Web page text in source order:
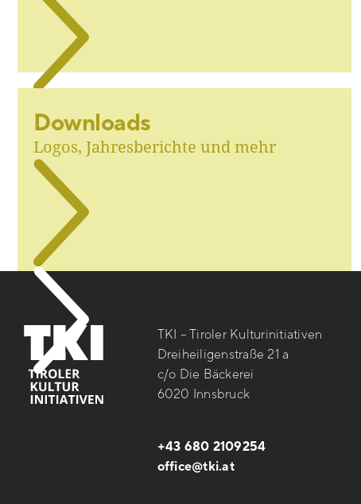
Downloads
Logos, Jahresberichte und mehr
TKI – Tiroler Kulturinitiativen
Dreiheiligenstraße 21 a
c/o Die Bäckerei
6020 Innsbruck
+43 680 2109254
office@tki.at